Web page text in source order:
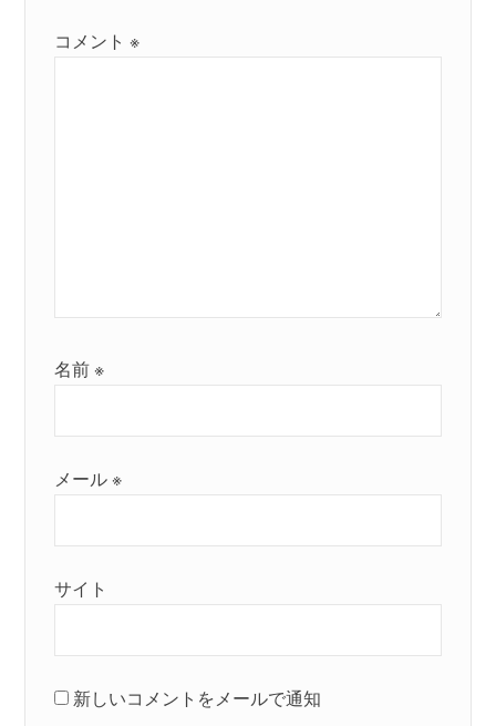
コメント※
名前※
メール※
サイト
新しいコメントをメールで通知